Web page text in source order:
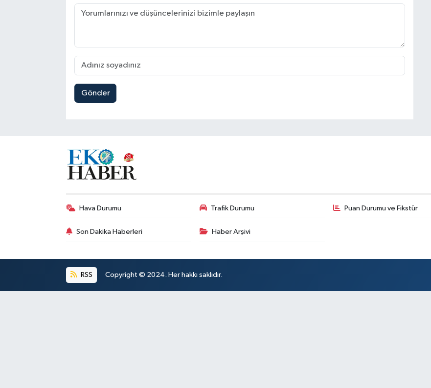
Gönder
Hava Durumu Trafik Durumu Puan Durumu ve Fikstür
Son Dakika Haberleri Haber Arşivi
RSS Copyright © 2024. Her hakkı saklıdır.